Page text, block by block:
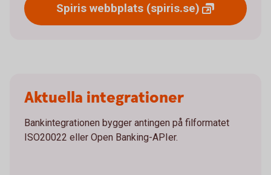
Spiris webbplats (spiris.se)
Aktuella integrationer
Bankintegrationen bygger antingen på filformatet
ISO20022 eller Open Banking-APIer.